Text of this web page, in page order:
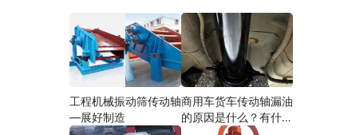
工程机械振动筛传动轴
—展好制造
商用车货车传动轴漏油
的原因是什么？有什么